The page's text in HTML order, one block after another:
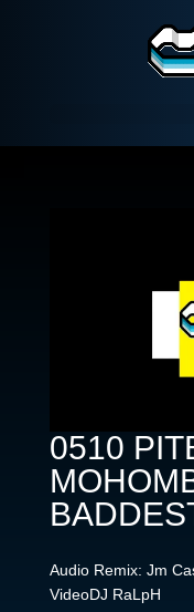
0510
Audio Remix: Jm
VideoDJ RaLpH